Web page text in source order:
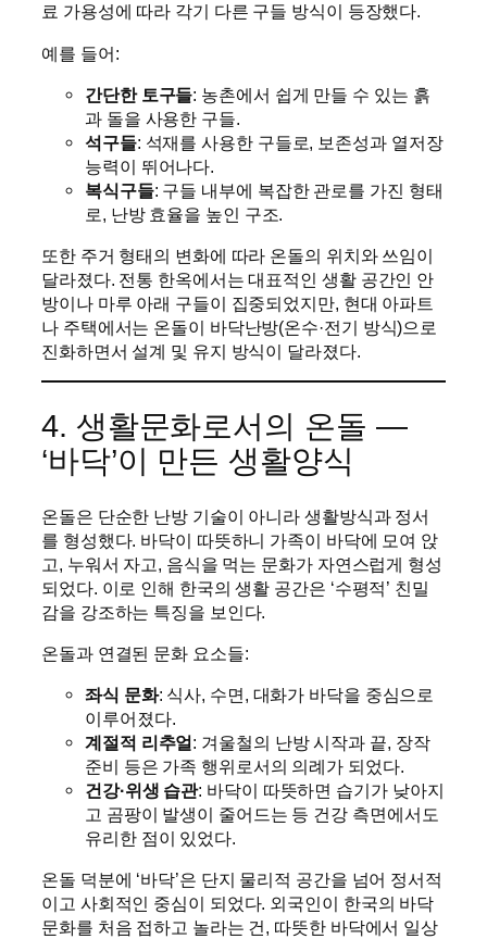
료 가용성에 따라 각기 다른 구들 방식이 등장했다.
예를 들어:
간단한 토구들: 농촌에서 쉽게 만들 수 있는 흙
과 돌을 사용한 구들.
석구들: 석재를 사용한 구들로, 보존성과 열저장
능력이 뛰어나다.
복식구들: 구들 내부에 복잡한 관로를 가진 형태
로, 난방 효율을 높인 구조.
또한 주거 형태의 변화에 따라 온돌의 위치와 쓰임이
달라졌다. 전통 한옥에서는 대표적인 생활 공간인 안
방이나 마루 아래 구들이 집중되었지만, 현대 아파트
나 주택에서는 온돌이 바닥난방(온수·전기 방식)으로
진화하면서 설계 및 유지 방식이 달라졌다.
4. 생활문화로서의 온돌 —
‘바닥’이 만든 생활양식
온돌은 단순한 난방 기술이 아니라 생활방식과 정서
를 형성했다. 바닥이 따뜻하니 가족이 바닥에 모여 앉
고, 누워서 자고, 음식을 먹는 문화가 자연스럽게 형성
되었다. 이로 인해 한국의 생활 공간은 ‘수평적’ 친밀
감을 강조하는 특징을 보인다.
온돌과 연결된 문화 요소들:
좌식 문화: 식사, 수면, 대화가 바닥을 중심으로
이루어졌다.
계절적 리추얼: 겨울철의 난방 시작과 끝, 장작
준비 등은 가족 행위로서의 의례가 되었다.
건강·위생 습관: 바닥이 따뜻하면 습기가 낮아지
고 곰팡이 발생이 줄어드는 등 건강 측면에서도
유리한 점이 있었다.
온돌 덕분에 ‘바닥’은 단지 물리적 공간을 넘어 정서적
이고 사회적인 중심이 되었다. 외국인이 한국의 바닥
문화를 처음 접하고 놀라는 건, 따뜻한 바닥에서 일상